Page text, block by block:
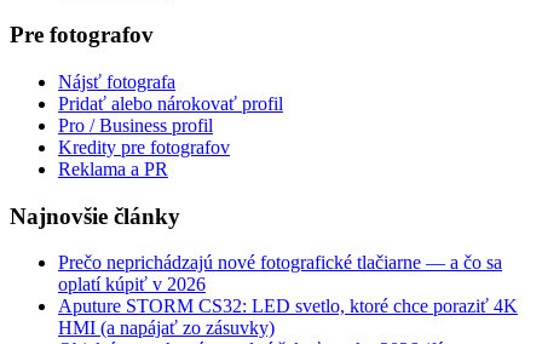
Pre fotografov
Nájsť fotografa
Pridať alebo nárokovať profil
Pro / Business profil
Kredity pre fotografov
Reklama a PR
Najnovšie články
Prečo neprichádzajú nové fotografické tlačiarne — a čo sa
oplatí kúpiť v 2026
Aputure STORM CS32: LED svetlo, ktoré chce poraziť 4K
HMI (a napájať zo zásuvky)